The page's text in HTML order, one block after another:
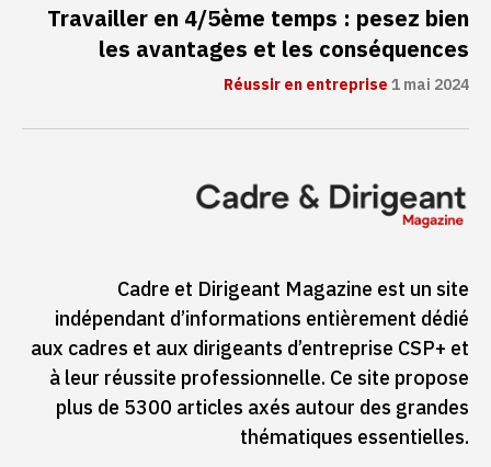
Travailler en 4/5ème temps : pesez bien
les avantages et les conséquences
Réussir en entreprise1 mai 2024
Cadre et Dirigeant Magazine est un site
indépendant d’informations entièrement dédié
aux cadres et aux dirigeants d’entreprise CSP+ et
à leur réussite professionnelle. Ce site propose
plus de 5300 articles axés autour des grandes
thématiques essentielles.